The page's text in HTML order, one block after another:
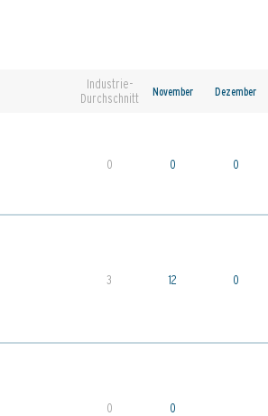
Industrie-
Durchschnitt
November Dezember
0 0 0
3 12 0
0 0